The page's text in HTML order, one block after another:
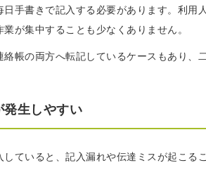
手書きで記入する必要があります。利
が集中することも少なくありません。
帳の両方へ転記しているケースもあり、
発生しやすい
ていると、記入漏れや伝達ミスが起こる